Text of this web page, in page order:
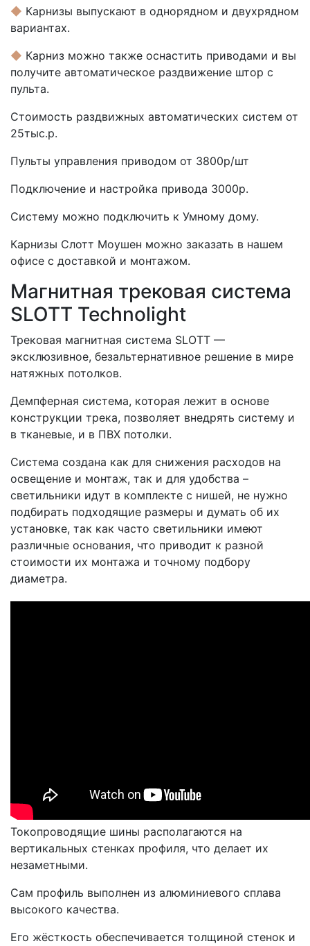
◆ Карнизы выпускают в однорядном и двухрядном
вариантах.
◆ Карниз можно также оснастить приводами и вы
получите автоматическое раздвижение штор с
пульта.
Стоимость раздвижных автоматических систем от
25тыс.р.
Пульты управления приводом от 3800р/шт
Подключение и настройка привода 3000р.
Систему можно подключить к Умному дому.
Карнизы Слотт Моушен можно заказать в нашем
офисе с доставкой и монтажом.
Магнитная трековая система
SLOTT Technolight
Трековая магнитная система SLOTT —
эксклюзивное, безальтернативное решение в мире
натяжных потолков.
Демпферная система, которая лежит в основе
конструкции трека, позволяет внедрять систему и
в тканевые, и в ПВХ потолки.
Система создана как для снижения расходов на
освещение и монтаж, так и для удобства –
светильники идут в комплекте с нишей, не нужно
подбирать подходящие размеры и думать об их
установке, так как часто светильники имеют
различные основания, что приводит к разной
стоимости их монтажа и точному подбору
диаметра.
Токопроводящие шины располагаются на
вертикальных стенках профиля, что делает их
незаметными.
Сам профиль выполнен из алюминиевого сплава
высокого качества.
Его жёсткость обеспечивается толщиной стенок и